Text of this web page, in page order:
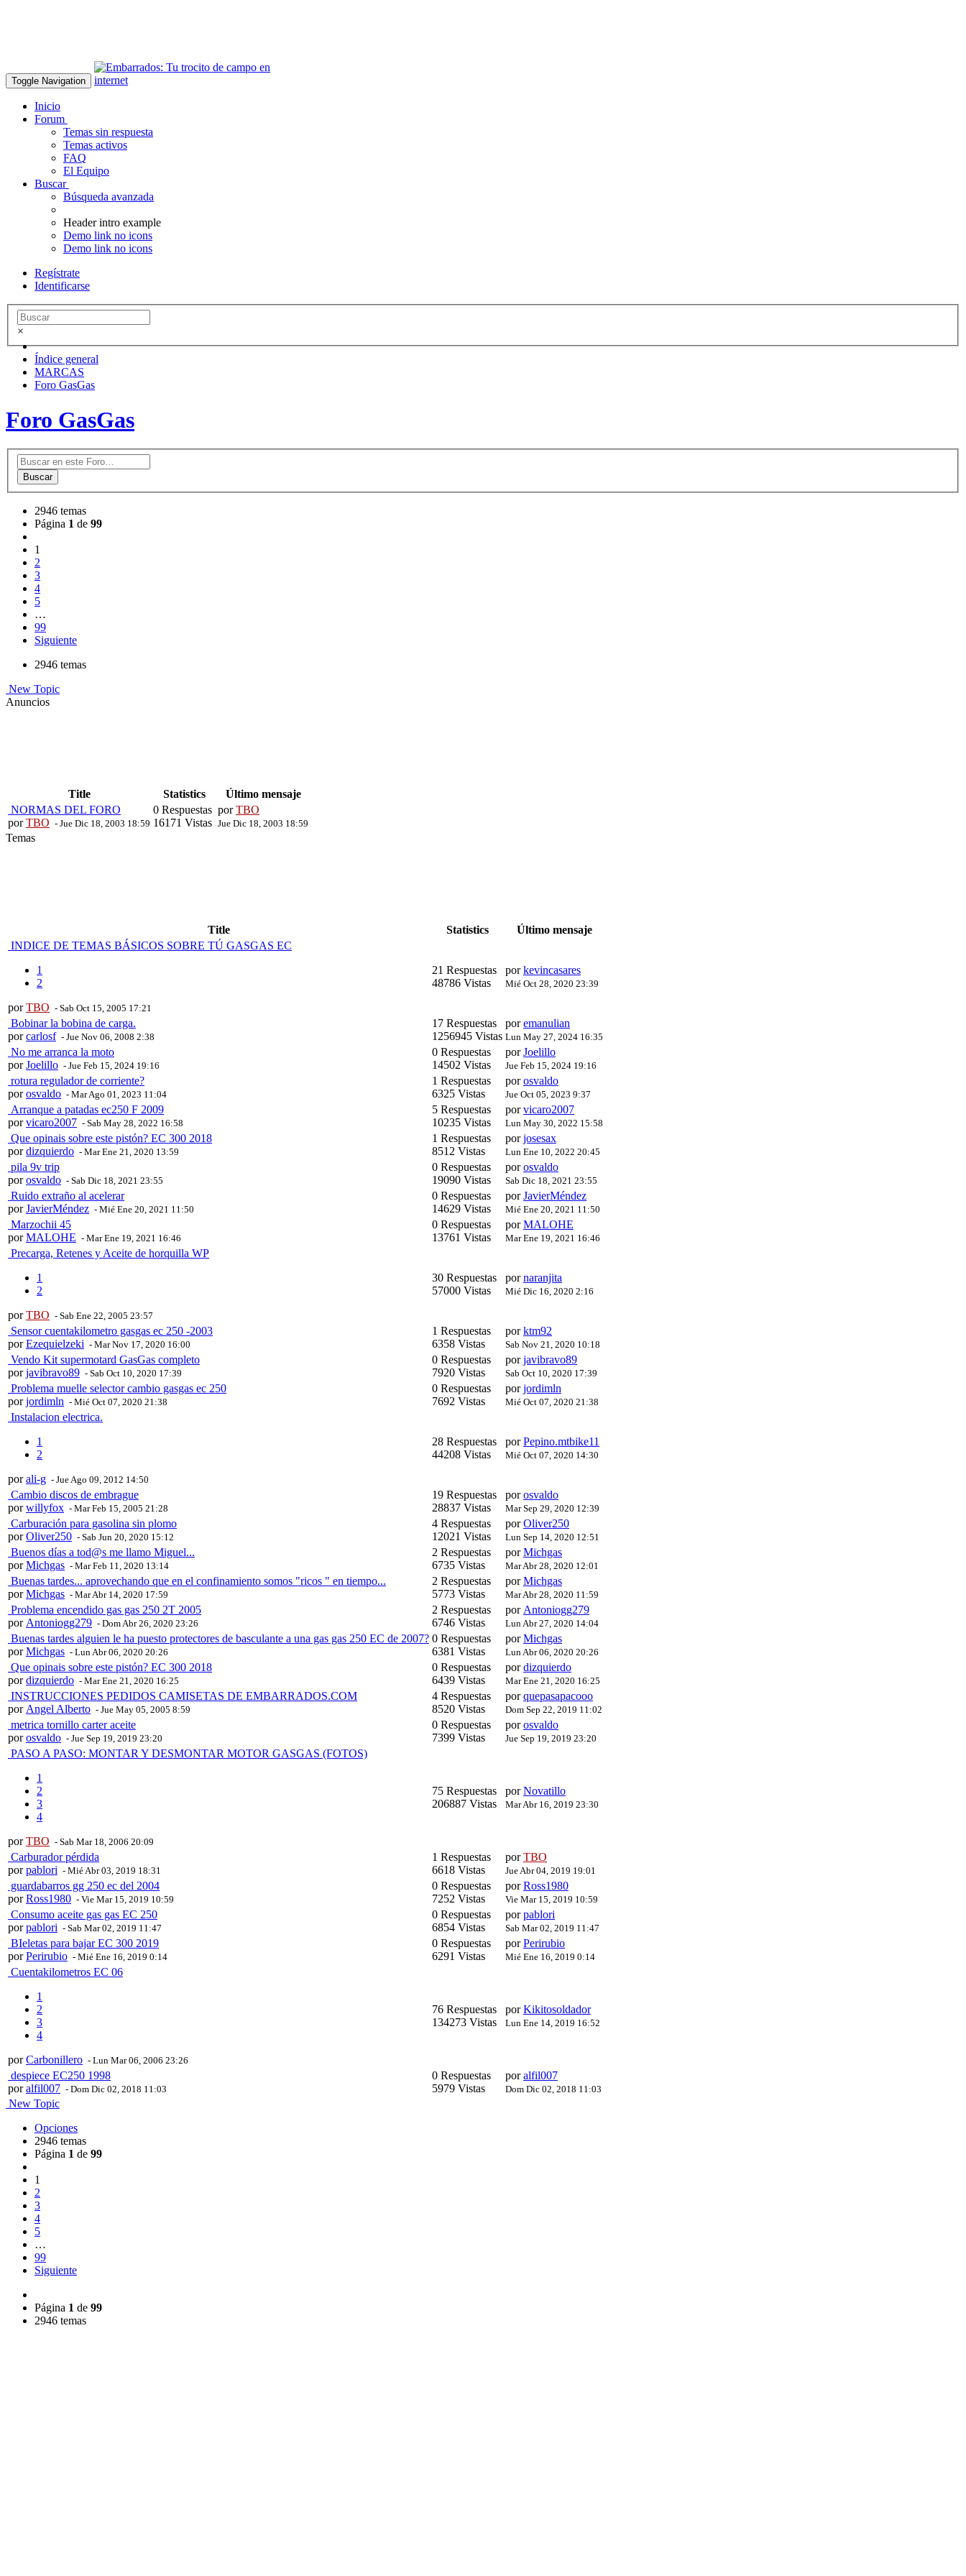
Toggle Navigation
Inicio
Forum
Temas sin respuesta
Temas activos
FAQ
El Equipo
Buscar
Búsqueda avanzada
Header intro example
Demo link no icons
Demo link no icons
Regístrate
Identificarse
×
Índice general
MARCAS
Foro GasGas
Foro GasGas
Buscar
2946 temas
Página 1 de 99
1
2
3
4
5
…
99
Siguiente
2946 temas
New Topic
Anuncios
Title Statistics
Último mensaje
NORMAS DEL FORO
porTBO - Jue Dic 18, 2003 18:59
0 Respuestas
16171 Vistas
porTBO
Jue Dic 18, 2003 18:59
Temas
Title Statistics
Último mensaje
INDICE DE TEMAS BÁSICOS SOBRE TÚ GASGAS EC
1
2
porTBO - Sab Oct 15, 2005 17:21
21 Respuestas
48786 Vistas
porkevincasares
Mié Oct 28, 2020 23:39
Bobinar la bobina de carga.
porcarlosf - Jue Nov 06, 2008 2:38
17 Respuestas
1256945 Vistas
poremanulian
Lun May 27, 2024 16:35
No me arranca la moto
porJoelillo - Jue Feb 15, 2024 19:16
0 Respuestas
14502 Vistas
porJoelillo
Jue Feb 15, 2024 19:16
rotura regulador de corriente?
porosvaldo - Mar Ago 01, 2023 11:04
1 Respuestas
6325 Vistas
porosvaldo
Jue Oct 05, 2023 9:37
Arranque a patadas ec250 F 2009
porvicaro2007 - Sab May 28, 2022 16:58
5 Respuestas
10235 Vistas
porvicaro2007
Lun May 30, 2022 15:58
Que opinais sobre este pistón? EC 300 2018
pordizquierdo - Mar Ene 21, 2020 13:59
1 Respuestas
8512 Vistas
porjosesax
Lun Ene 10, 2022 20:45
pila 9v trip
porosvaldo - Sab Dic 18, 2021 23:55
0 Respuestas
19090 Vistas
porosvaldo
Sab Dic 18, 2021 23:55
Ruido extraño al acelerar
porJavierMéndez - Mié Ene 20, 2021 11:50
0 Respuestas
14629 Vistas
porJavierMéndez
Mié Ene 20, 2021 11:50
Marzochii 45
porMALOHE - Mar Ene 19, 2021 16:46
0 Respuestas
13761 Vistas
porMALOHE
Mar Ene 19, 2021 16:46
Precarga, Retenes y Aceite de horquilla WP
1
2
porTBO - Sab Ene 22, 2005 23:57
30 Respuestas
57000 Vistas
pornaranjita
Mié Dic 16, 2020 2:16
Sensor cuentakilometro gasgas ec 250 -2003
porEzequielzeki - Mar Nov 17, 2020 16:00
1 Respuestas
6358 Vistas
porktm92
Sab Nov 21, 2020 10:18
Vendo Kit supermotard GasGas completo
porjavibravo89 - Sab Oct 10, 2020 17:39
0 Respuestas
7920 Vistas
porjavibravo89
Sab Oct 10, 2020 17:39
Problema muelle selector cambio gasgas ec 250
porjordimln - Mié Oct 07, 2020 21:38
0 Respuestas
7692 Vistas
porjordimln
Mié Oct 07, 2020 21:38
Instalacion electrica.
1
2
porali-g - Jue Ago 09, 2012 14:50
28 Respuestas
44208 Vistas
porPepino.mtbike11
Mié Oct 07, 2020 14:30
Cambio discos de embrague
porwillyfox - Mar Feb 15, 2005 21:28
19 Respuestas
28837 Vistas
porosvaldo
Mar Sep 29, 2020 12:39
Carburación para gasolina sin plomo
porOliver250 - Sab Jun 20, 2020 15:12
4 Respuestas
12021 Vistas
porOliver250
Lun Sep 14, 2020 12:51
Buenos días a tod@s me llamo Miguel...
porMichgas - Mar Feb 11, 2020 13:14
2 Respuestas
6735 Vistas
porMichgas
Mar Abr 28, 2020 12:01
Buenas tardes... aprovechando que en el confinamiento somos "ricos " en tiempo...
porMichgas - Mar Abr 14, 2020 17:59
2 Respuestas
5773 Vistas
porMichgas
Mar Abr 28, 2020 11:59
Problema encendido gas gas 250 2T 2005
por Antoniogg279 - Dom Abr 26, 2020 23:26
2 Respuestas
6746 Vistas
por Antoniogg279
Lun Abr 27, 2020 14:04
Buenas tardes alguien le ha puesto protectores de basculante a una gas gas 250 EC de 2007?
porMichgas - Lun Abr 06, 2020 20:26
0 Respuestas
6381 Vistas
porMichgas
Lun Abr 06, 2020 20:26
Que opinais sobre este pistón? EC 300 2018
pordizquierdo - Mar Ene 21, 2020 16:25
0 Respuestas
6439 Vistas
pordizquierdo
Mar Ene 21, 2020 16:25
INSTRUCCIONES PEDIDOS CAMISETAS DE EMBARRADOS.COM
por Angel Alberto - Jue May 05, 2005 8:59
4 Respuestas
8520 Vistas
porquepasapacooo
Dom Sep 22, 2019 11:02
metrica tornillo carter aceite
porosvaldo - Jue Sep 19, 2019 23:20
0 Respuestas
7399 Vistas
porosvaldo
Jue Sep 19, 2019 23:20
PASO A PASO: MONTAR Y DESMONTAR MOTOR GASGAS (FOTOS)
1
2
3
4
porTBO - Sab Mar 18, 2006 20:09
75 Respuestas
206887 Vistas
porNovatillo
Mar Abr 16, 2019 23:30
Carburador pérdida
porpablori - Mié Abr 03, 2019 18:31
1 Respuestas
6618 Vistas
porTBO
Jue Abr 04, 2019 19:01
guardabarros gg 250 ec del 2004
porRoss1980 - Vie Mar 15, 2019 10:59
0 Respuestas
7252 Vistas
porRoss1980
Vie Mar 15, 2019 10:59
Consumo aceite gas gas EC 250
porpablori - Sab Mar 02, 2019 11:47
0 Respuestas
6854 Vistas
porpablori
Sab Mar 02, 2019 11:47
BIeletas para bajar EC 300 2019
porPerirubio - Mié Ene 16, 2019 0:14
0 Respuestas
6291 Vistas
porPerirubio
Mié Ene 16, 2019 0:14
Cuentakilometros EC 06
1
2
3
4
porCarbonillero - Lun Mar 06, 2006 23:26
76 Respuestas
134273 Vistas
porKikitosoldador
Lun Ene 14, 2019 16:52
despiece EC250 1998
poralfil007 - Dom Dic 02, 2018 11:03
0 Respuestas
5979 Vistas
poralfil007
Dom Dic 02, 2018 11:03
New Topic
Opciones
2946 temas
Página 1 de 99
1
2
3
4
5
…
99
Siguiente
Página 1 de 99
2946 temas